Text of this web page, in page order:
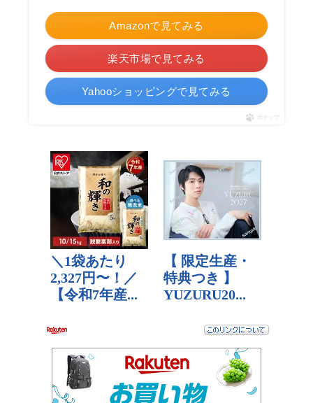
Amazonで見てみる
楽天市場で見てみる
Yahooショッピングで見てみる
ポチップ